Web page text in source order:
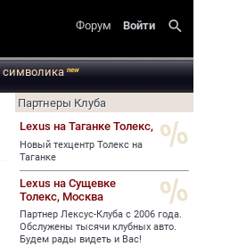
Форум Войти search
символикаnew
Партнеры Клуба
Lexus на Таганке Толекс,
Новый техцентр Толекс на
Таганке
Lexus на Сущевке
Толекс, Москва
Партнер Лексус-Клуба с 2006 года.
Обслужены тысячи клубных авто.
Будем рады видеть и Вас!